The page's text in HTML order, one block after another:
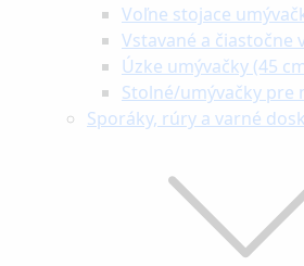
Voľne stojace
Vstavané a čiastočne
Úzke umývačky (45
Stolné/umývačky pre
Sporáky, rúry a varné